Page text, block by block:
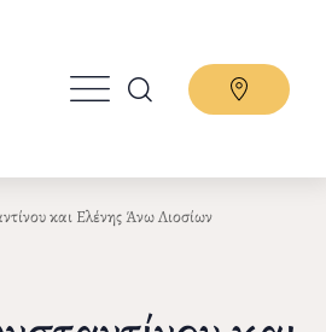
και Ελένης Άνω Λιοσίων